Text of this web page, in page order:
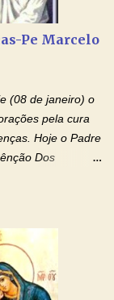
conversando com
estudante nem
uma série de
Pe Marcelo
(08 de janeiro) o
pela cura
Hoje o Padre
Dos
O Senhor
dentro de vós,
atrás de vós
Ele que vive